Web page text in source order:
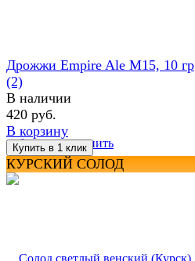
избранное сравнить
Дрожжи Empire Ale M15, 10 гр
(2)
В наличии
420 руб.
В корзину
КУРСКИЙ СОЛОД